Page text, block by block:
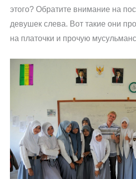
этого? Обратите внимание на
девушек слева. Вот такие они
на платочки и прочую